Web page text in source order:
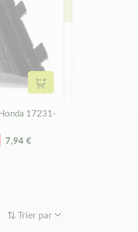
Ajouter au panier
17231-
7,94 €
Trier par